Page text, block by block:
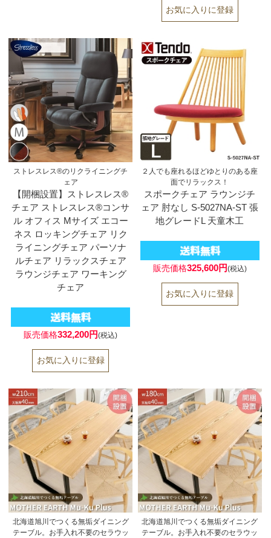
ストレスレス®のリクライニングチ
ェア
【開梱設置】ストレスレス®
チェア ストレスレス®コンサ
ル オフィス Mサイズ エコー
ネス ロッキングチェア リク
ライニングチェア パーソナ
ルチェア リラックスチェア
ラウンジチェア ワーキング
チェア
販売価格332,200円(税込)
２人でも座れるほどゆとりのある座
面でリラックス！
スポークチェア ラウンジチ
ェア 肘なし S-5027NA-ST 張
地グレードL 天童木工
販売価格325,600円(税込)
北海道旭川でつくる無垢ダイニング
テーブル。お手入れ不要のセラウッ
北海道旭川でつくる無垢ダイニング
テーブル。お手入れ不要のセラウッ